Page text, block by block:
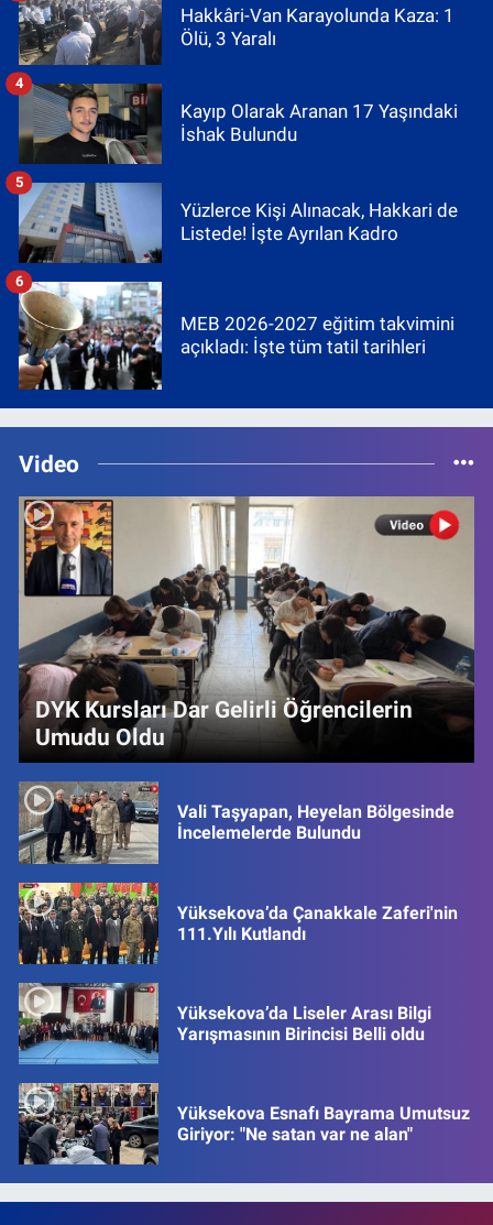
Hakkâri-Van Karayolunda Kaza: 1
Ölü, 3 Yaralı
Kayıp Olarak Aranan 17 Yaşındaki
İshak Bulundu
4
Yüzlerce Kişi Alınacak, Hakkari de
Listede! İşte Ayrılan Kadro
5
MEB 2026-2027 eğitim takvimini
açıkladı: İşte tüm tatil tarihleri
6
Video
DYK Kursları Dar Gelirli Öğrencilerin
Umudu Oldu
Vali Taşyapan, Heyelan Bölgesinde
İncelemelerde Bulundu
Yüksekova’da Çanakkale Zaferi'nin
111.Yılı Kutlandı
Yüksekova’da Liseler Arası Bilgi
Yarışmasının Birincisi Belli oldu
Yüksekova Esnafı Bayrama Umutsuz
Giriyor: "Ne satan var ne alan"